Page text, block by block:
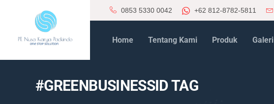
0853 5330 0042 +62 812-8782-5811
Home Tentang Kami Produk Galeri
#GREENBUSINESSID TAG